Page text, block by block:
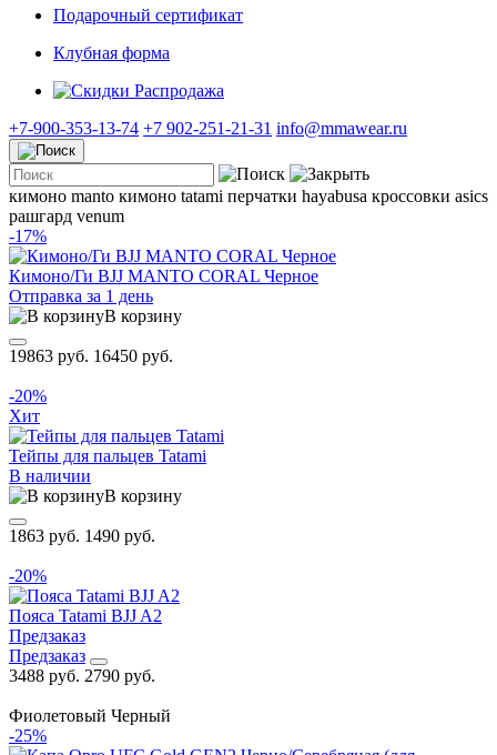
Подарочный сертификат
Клубная форма
Распродажа
+7-900-353-13-74 +7 902-251-21-31 info@mmawear.ru
кимоно manto кимоно tatami перчатки hayabusa кроссовки asics
рашгард venum
-17%
Кимоно/Ги BJJ MANTO CORAL Черное
Отправка за 1 день
В корзину
19863 руб. 16450 руб.
-20%
Хит
Тейпы для пальцев Tatami
В наличии
В корзину
1863 руб. 1490 руб.
-20%
Пояса Tatami BJJ A2
Предзаказ
Предзаказ
3488 руб. 2790 руб.
Фиолетовый Черный
-25%